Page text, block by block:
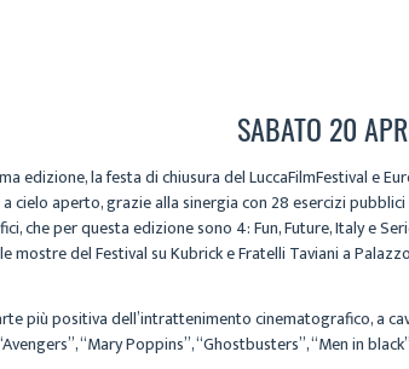
SABATO 20
edizione, la festa di chiusura del LuccaFilmFestival e
cielo aperto, grazie alla sinergia con 28 esercizi
che per questa edizione sono 4: Fun, Future, Italy e
mostre del Festival su Kubrick e Fratelli Taviani a
più positiva dell’intrattenimento cinematografico, a
“Mary Poppins”, “Ghostbusters”, “Men in